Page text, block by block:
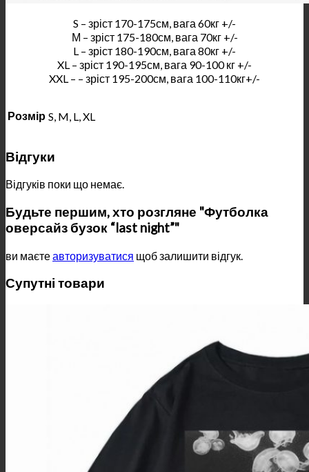
S – зріст 170-175см, вага 60кг +/-
М – зріст 175-180см, вага 70кг +/-
L – зріст 180-190см, вага 80кг +/-
XL – зріст 190-195см, вага 90-100 кг +/-
XXL – – зріст 195-200см, вага 100-110кг+/-
Розмір S, M, L, XL
Відгуки
Відгуків поки що немає.
Будьте першим, хто розгляне "Футболка
оверсайз бузок “last night”"
ви маєтеавторизуватися щоб залишити відгук.
Супутні товари